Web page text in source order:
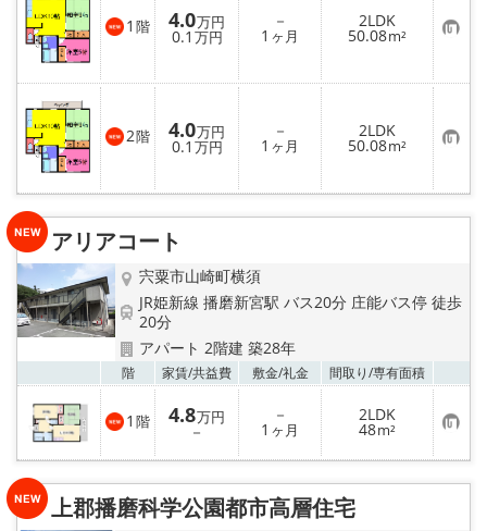
☆敷金·礼金0円物件☆
路線·駅から探す
地域から探す
地図から探す
スタッフ紹介
スタッフ募集中
店舗情報·アクセス
会社概要
メールでお問い合わせ
1 階 4.0万円
0.1 万円
－
1 ヶ月
2LDK
50.08m² お
気
に
入
り
登
録
2階 4.0万円
0.1 万円
－
1 ヶ月
2LDK
50.08m² お
気
に
入
登
アリアコート
宍粟市山崎町横須
JR姫新線 播磨新宮駅 バス20分 庄能バス停 徒歩
20分
アパート 2階建 築28年
階 家賃/共益費 敷金/礼金 間取り/専有面積
1 階 4.8万円
－
－
1 ヶ月
2LDK
48m² お
気
に
り
上郡播磨科学公園都市高層住宅